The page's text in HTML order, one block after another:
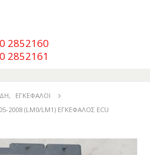
2852160
2852161
,
ΕΓΚΈΦΑΛΟΙ
2008 (LM0/LM1) ΕΓΚΕΦΑΛΟΣ ECU